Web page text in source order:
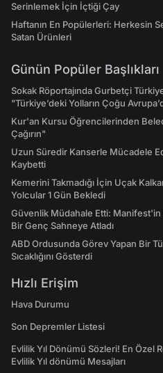
Serinlemek İçin İçtiği Çay
Haftanın En Popülerleri: Herkesin
Satan Ürünleri
Günün Popüler Başlıkları
Sokak Röportajında Gurbetçi
"Türkiye’deki Yolların Çoğu
Kur'an Kursu Öğrencilerinden
Çağırın"
Uzun Süredir Kanserle Mücadele
Kaybetti
Kemerini Takmadığı İçin Uçak
Yolcular 1 Gün Bekledi
Güvenlik Müdahale Etti:
Bir Genç Sahneye Atladı
ABD Ordusunda Görev Yapan Bir
Sıcaklığını Gösterdi
Hızlı Erişim
Hava Durumu
Son Depremler Listesi
Evlilik Yıl Dönümü Sözleri! En Özel
Evlilik Yıl dönümü Mesajları